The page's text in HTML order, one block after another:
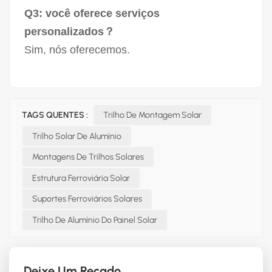
Q3: você oferece serviços
personalizados？
Sim, nós oferecemos.
TAGS QUENTES : Trilho De Montagem Solar
Trilho Solar De Alumínio
Montagens De Trilhos Solares
Estrutura Ferroviária Solar
Suportes Ferroviários Solares
Trilho De Alumínio Do Painel Solar